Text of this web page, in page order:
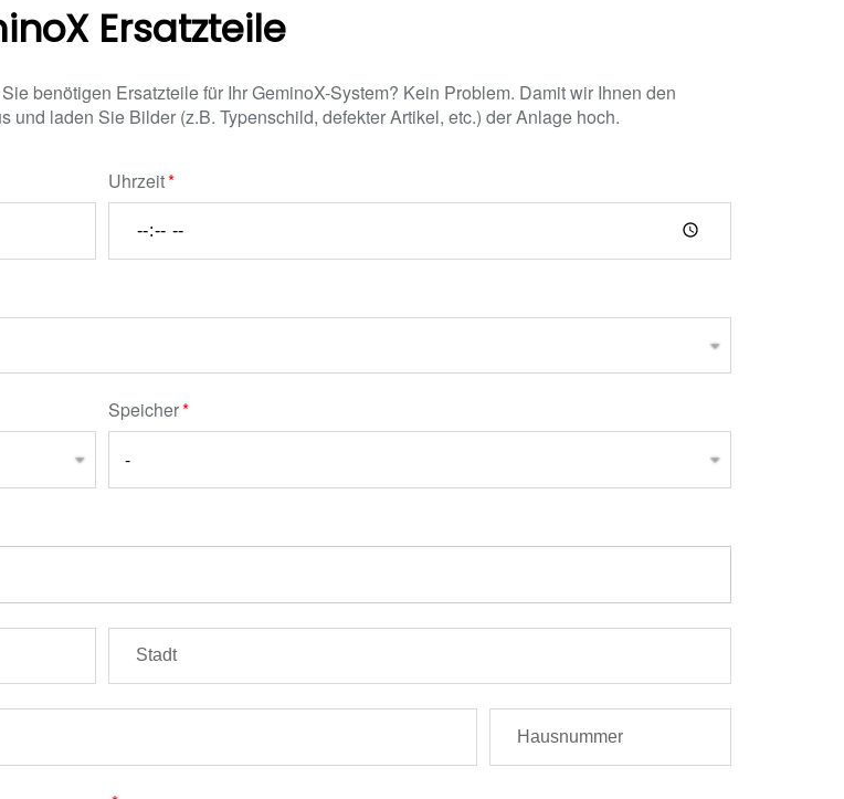
Ersatzteile
benötigen Ersatzteile für Ihr GeminoX-System? Kein Problem. Damit wir Ihnen den
laden Sie Bilder (z.B. Typenschild, defekter Artikel, etc.) der Anlage hoch.
Uhrzeit
Speicher